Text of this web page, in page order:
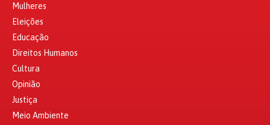
Mulheres
Eleições
Educação
Direitos Humanos
Cultura
Opinião
Justiça
Meio Ambiente